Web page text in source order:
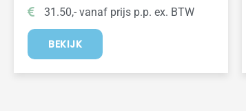
31.50,- vanaf prijs p.p. ex. BTW
BEKIJK